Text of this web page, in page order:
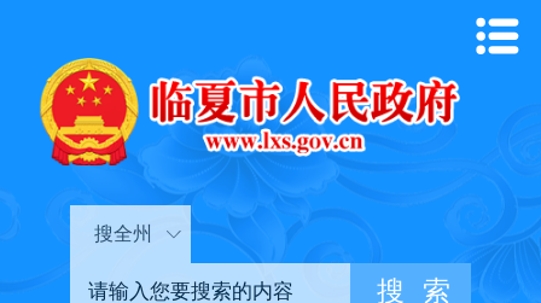
搜全州